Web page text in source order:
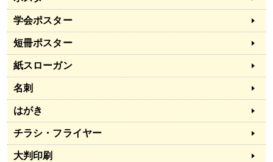
学会ポスター
短冊ポスター
紙スローガン
名刺
はがき
チラシ・フライヤー
大判印刷